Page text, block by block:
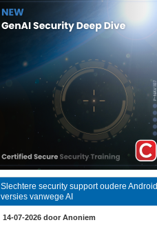
Slechtere security support oudere Android
versies vanwege AI
14-07-2026 door Anoniem